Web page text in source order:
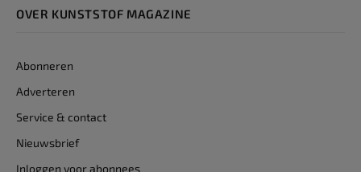
OVER KUNSTSTOF MAGAZINE
Abonneren
Adverteren
Service & contact
Nieuwsbrief
Inloggen voor abonnees